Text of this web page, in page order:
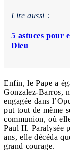
Lire aussi :
5 astuces pour
Dieu
Enfin, le Pape a
Gonzalez-Barros,
engagée dans
put tout de même
communion, où
Paul II. Paralysée
ans, elle décéda
grand courage.